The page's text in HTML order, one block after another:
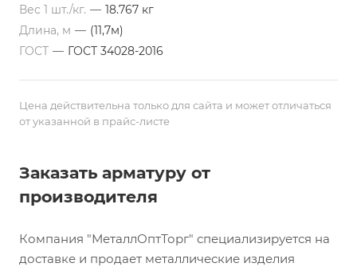
Вес 1 шт./кг. — 18.767 кг
Длина, м — (11,7м)
ГОСТ — ГОСТ 34028-2016
Цена действительна только для сайта и может отличаться
от указанной в прайс-листе
Заказать арматуру от
производителя
Компания "МеталлОптТорг" специализируется на
доставке и продает металлические изделия